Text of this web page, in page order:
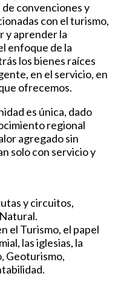
convenciones y
con el turismo,
y aprender la
enfoque de la
los bienes raíces
en el servicio, en
ofrecemos.
es única, dado
regional
agregado sin
solo con servicio y
y circuitos,
el Turismo, el papel
las iglesias, la
Geoturismo,